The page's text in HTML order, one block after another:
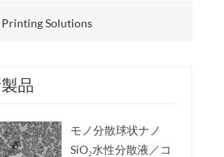
Printing Solutions
品
モノ分散球状ナノ
SiO₂水性分散液／コ